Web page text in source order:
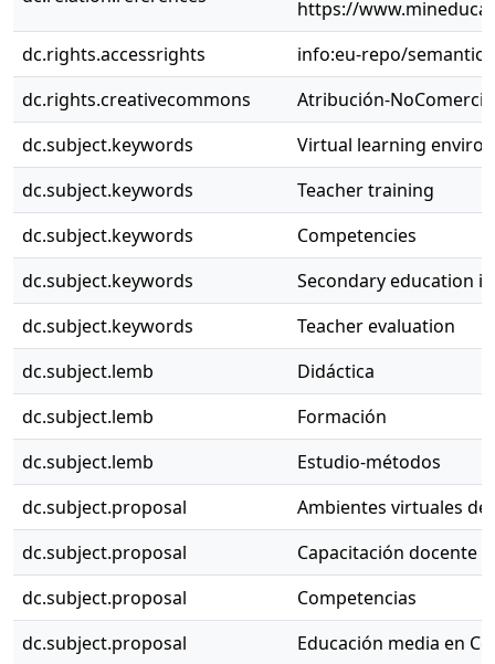
https://
dc.rights.accessrights
info:eu-repo/
dc.rights.creativecommons
Atribución-
dc.subject.keywords
Virtual learning
dc.subject.keywords
Teacher training
dc.subject.keywords
Competencies
dc.subject.keywords
Secondary education
dc.subject.keywords
Teacher evaluation
dc.subject.lemb
Didáctica
dc.subject.lemb
Formación
dc.subject.lemb
Estudio-métodos
dc.subject.proposal
Ambientes virtuales de
dc.subject.proposal
Capacitación docente
dc.subject.proposal
Competencias
dc.subject.proposal
Educación media en